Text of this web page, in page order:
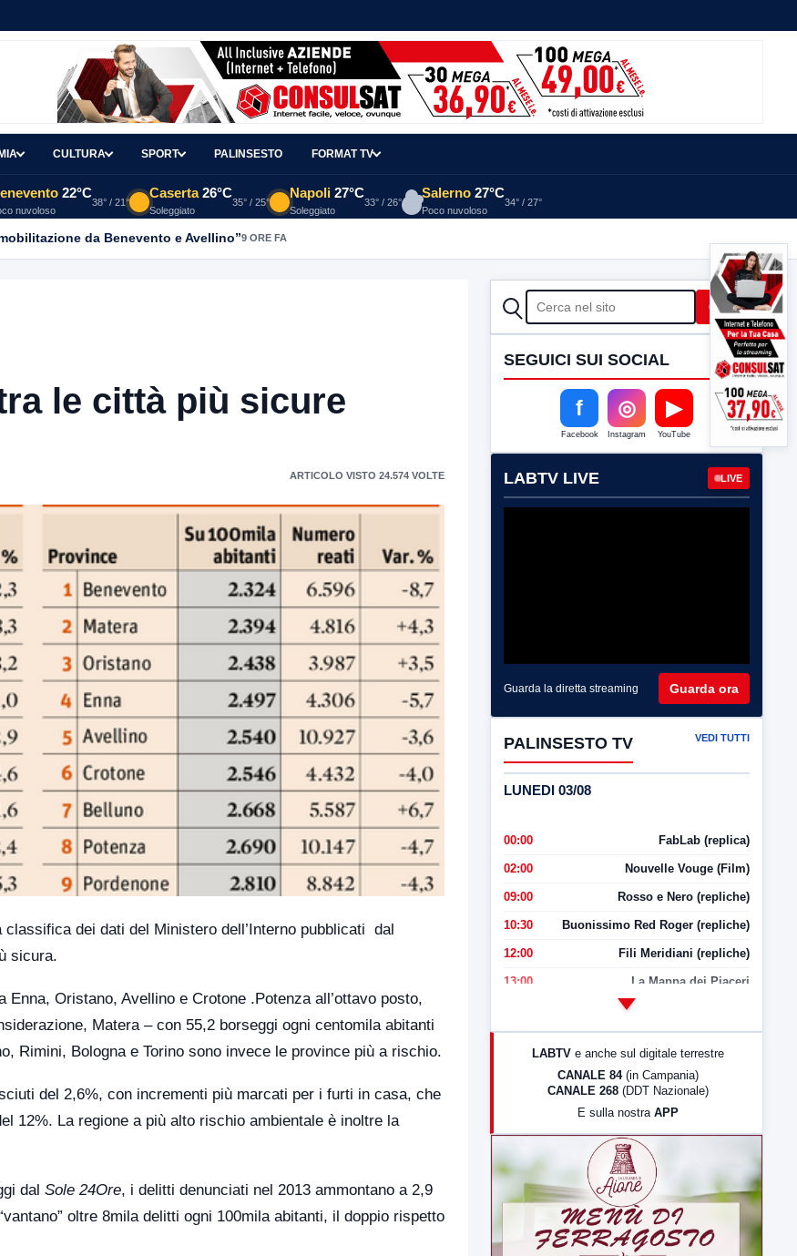
CULTURA SPORT PALINSESTO FORMAT TV
22°C
nuvoloso
38° / 21°
Caserta 26°C
Soleggiato
35° / 25°
Napoli 27°C
Soleggiato
33° / 26°
Salerno 27°C
Poco nuvoloso
34° / 27°
da Benevento e Avellino”9 ORE FA
le città più sicure
ARTICOLO VISTO 24.574 VOLTE
dei dati del Ministero dell’Interno pubblicati dal
sicura.
Oristano, Avellino e Crotone .Potenza all’ottavo posto,
Matera – con 55,2 borseggi ogni centomila abitanti
Rimini, Bologna e Torino sono invece le province più a rischio.
del 2,6%, con incrementi più marcati per i furti in casa, che
12%. La regione a più alto rischio ambientale è inoltre la
dal Sole 24Ore, i delitti denunciati nel 2013 ammontano a 2,9
oltre 8mila delitti ogni 100mila abitanti, il doppio rispetto
CERCA Cerca
SEGUICI SUI SOCIAL
f
Facebook
◎
Instagram
▶
YouTube
LABTV LIVE LIVE
Guarda la diretta streaming Guarda ora
PALINSESTO TV VEDI TUTTI
LUNEDI 03/08
00:00 FabLab (replica)
02:00 Nouvelle Vouge (Film)
09:00 Rosso e Nero (repliche)
10:30 Buonissimo Red Roger (repliche)
12:00 Fili Meridiani (repliche)
13:00 La Mappa dei Piaceri
LabNews (Diretta)
LabNews (replica)
LABTV e anche sul digitale terrestre
CANALE 84 (in Campania)
CANALE 268 (DDT Nazionale)
E sulla nostra APP